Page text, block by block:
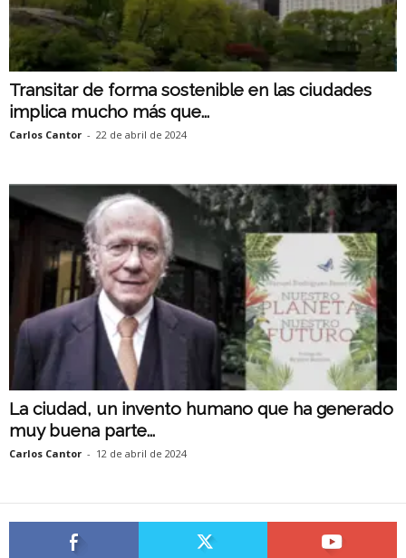
Transitar de forma sostenible en las ciudades
implica mucho más que...
Carlos Cantor - 22 de abril de 2024
La ciudad, un invento humano que ha generado
muy buena parte...
Carlos Cantor - 12 de abril de 2024